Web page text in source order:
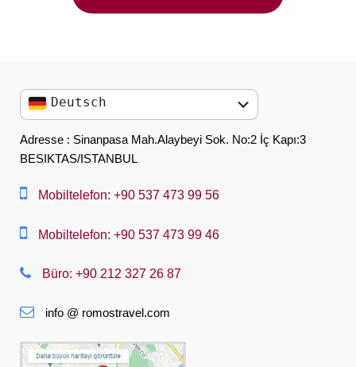
Deutsch
English
العربية
中文
Suomi
Français
Adresse : Sinanpasa Mah.Alaybeyi Sok. No:2 İç Kapı:3
BESIKTAS/ISTANBUL
Mobiltelefon: +90 537 473 99 56
Mobiltelefon: +90 537 473 99 46
Büro: +90 212 327 26 87
info @ romostravel.com